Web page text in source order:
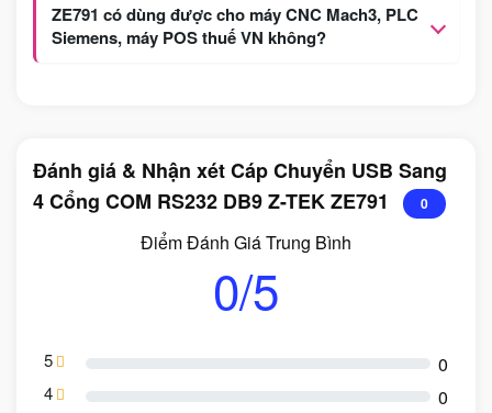
ZE791 có dùng được cho máy CNC Mach3, PLC
Siemens, máy POS thuế VN không?
Đánh giá & Nhận xét Cáp Chuyển USB Sang
4 Cổng COM RS232 DB9 Z-TEK ZE791
0
Điểm Đánh Giá Trung Bình
0/5
5 0
4 0